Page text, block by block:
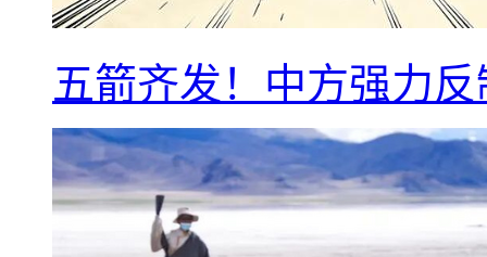
五箭齐发！中方强力